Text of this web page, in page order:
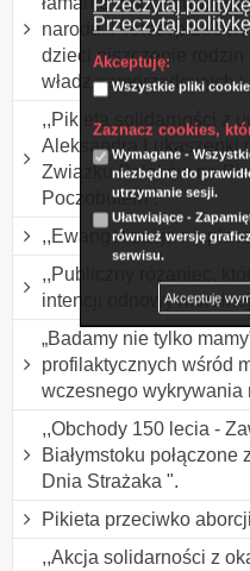
Przeczytaj
Przeczytaj
Akceptuję:
Wszystkie pliki
Zaznacz cookies,
Wymagane -
niezbędne do
utrzymanie sesji.
Ułatwiające -
również wersję
serwisu.
Akceptuję
narodu. Protest
dzieci niszczenie
władz samorządowych i
,,Pikieta solidarności z
Aleksandra Łukaszenki
Związku Polaków na
Poczobutem”.
,,Ewangelizacja na
,,Publiczny różaniec,
intencji odnowy
„Badamy nie tylko
profilaktycznych wśród
wczesnego wykrywania
,,Obchody 150 lecia -
Białymstoku
Dnia Strażaka ".
Pikieta przeciwko aborcji
,,Akcja solidarności z